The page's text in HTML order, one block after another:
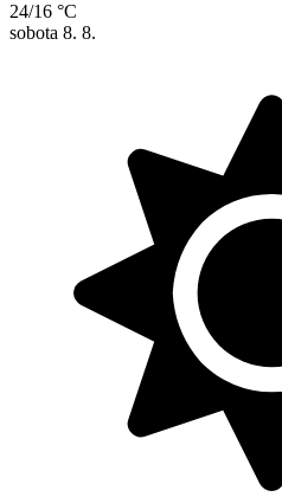
24/16 °C
sobota 8. 8.